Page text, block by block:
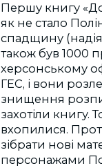
Першу книгу
як не стало
спадщину
також був 1000
херсонському
ГЕС, і вони
знищення
захотіли книгу.
вхопилися.
зібрати нові
персонажами